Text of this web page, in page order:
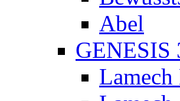
Abel
GENESIS
Lamech